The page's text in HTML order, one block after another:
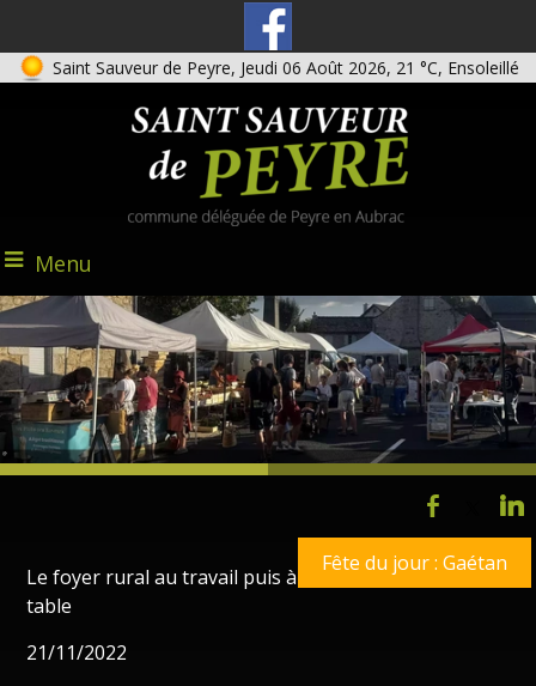
Saint Sauveur de Peyre, Jeudi 06 Août 2026, 21 °C, Ensoleillé
Menu
@
Fête du jour : Gaétan
Le foyer rural au travail puis à
table
21/11/2022